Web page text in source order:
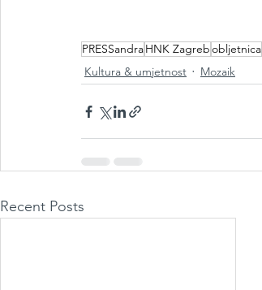
PRESSandraHNK Zagrebobljetnica
Kultura & umjetnost
Mozaik
Recent Posts